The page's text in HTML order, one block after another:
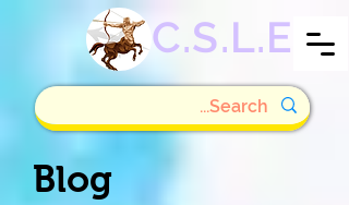
C.S.L.E
Blog